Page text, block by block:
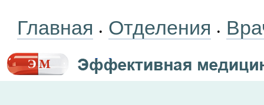
Главная • Отделения •